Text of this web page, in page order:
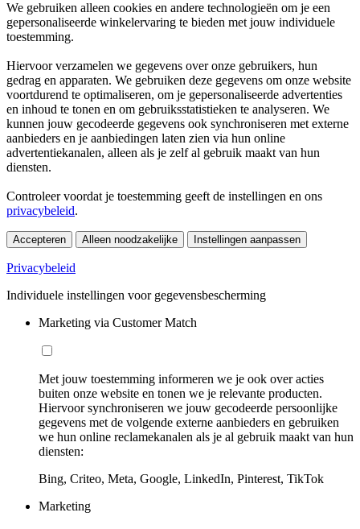
We gebruiken alleen cookies en andere technologieën om je een
gepersonaliseerde winkelervaring te bieden met jouw individuele
toestemming.
Hiervoor verzamelen we gegevens over onze gebruikers, hun
gedrag en apparaten. We gebruiken deze gegevens om onze website
voortdurend te optimaliseren, om je gepersonaliseerde advertenties
en inhoud te tonen en om gebruiksstatistieken te analyseren. We
kunnen jouw gecodeerde gegevens ook synchroniseren met externe
aanbieders en je aanbiedingen laten zien via hun online
advertentiekanalen, alleen als je zelf al gebruik maakt van hun
diensten.
Controleer voordat je toestemming geeft de instellingen en ons
privacybeleid.
Accepteren Alleen noodzakelijke Instellingen aanpassen
Privacybeleid
Individuele instellingen voor gegevensbescherming
Marketing via Customer Match
Met jouw toestemming informeren we je ook over acties
buiten onze website en tonen we je relevante producten.
Hiervoor synchroniseren we jouw gecodeerde persoonlijke
gegevens met de volgende externe aanbieders en gebruiken
we hun online reclamekanalen als je al gebruik maakt van hun
diensten:
Bing, Criteo, Meta, Google, LinkedIn, Pinterest, TikTok
Marketing